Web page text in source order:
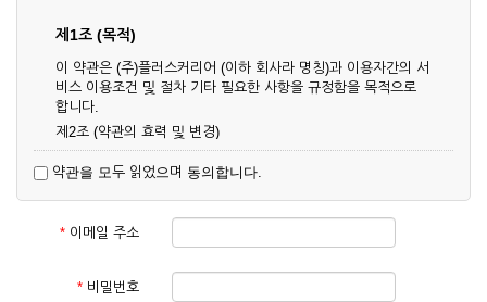
제1조 (목적)
이 약관은 (주)플러스커리어 (이하 회사라 명칭)과 이용자간의 서
비스 이용조건 및 절차 기타 필요한 사항을 규정함을 목적으로
합니다.
제2조 (약관의 효력 및 변경)
업상 중요 하거나 합리적인 사유가 발생할 경우 온라인 공사를
통하여 변경할 수 있습니다.
② 회원은 변경된 약관에 동의하지 않을 경우 서비스 이용을 중
단하고 이용계약을 해지할 수 있습니다. 약관의 효력 발생일 이
것으로 간주됩니다.
약관을 모두 읽었으며 동의합니다.
* 이메일 주소
* 비밀번호